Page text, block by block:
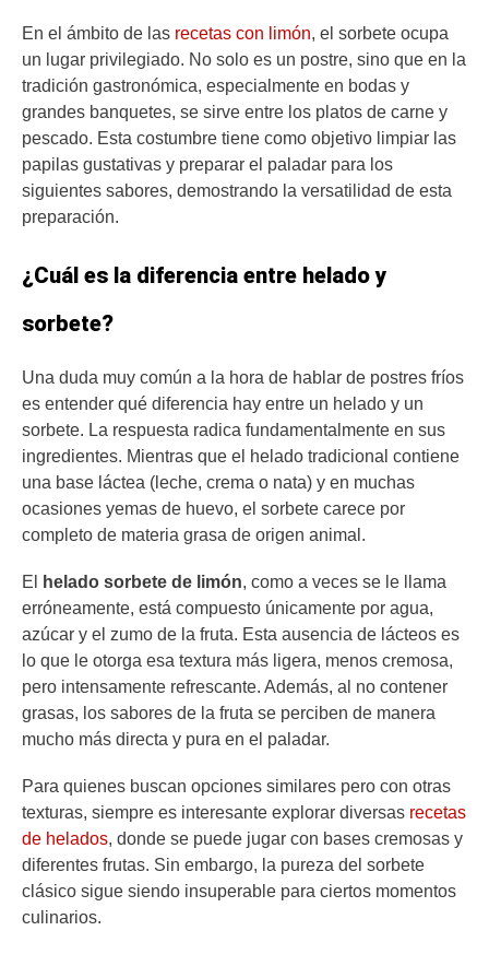
En el ámbito de las recetas con limón, el sorbete ocupa
un lugar privilegiado. No solo es un postre, sino que en la
tradición gastronómica, especialmente en bodas y
grandes banquetes, se sirve entre los platos de carne y
pescado. Esta costumbre tiene como objetivo limpiar las
papilas gustativas y preparar el paladar para los
siguientes sabores, demostrando la versatilidad de esta
preparación.
¿Cuál es la diferencia entre helado y
sorbete?
Una duda muy común a la hora de hablar de postres fríos
es entender qué diferencia hay entre un helado y un
sorbete. La respuesta radica fundamentalmente en sus
ingredientes. Mientras que el helado tradicional contiene
una base láctea (leche, crema o nata) y en muchas
ocasiones yemas de huevo, el sorbete carece por
completo de materia grasa de origen animal.
El helado sorbete de limón, como a veces se le llama
erróneamente, está compuesto únicamente por agua,
azúcar y el zumo de la fruta. Esta ausencia de lácteos es
lo que le otorga esa textura más ligera, menos cremosa,
pero intensamente refrescante. Además, al no contener
grasas, los sabores de la fruta se perciben de manera
mucho más directa y pura en el paladar.
Para quienes buscan opciones similares pero con otras
texturas, siempre es interesante explorar diversas recetas
de helados, donde se puede jugar con bases cremosas y
diferentes frutas. Sin embargo, la pureza del sorbete
clásico sigue siendo insuperable para ciertos momentos
culinarios.